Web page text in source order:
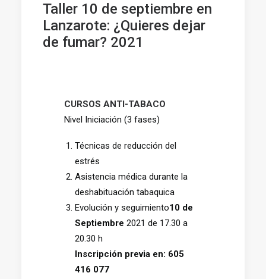
Taller 10 de septiembre en
Lanzarote: ¿Quieres dejar
de fumar? 2021
CURSOS ANTI-TABACO
Nivel Iniciación (3 fases)
Técnicas de reducción del
estrés
Asistencia médica durante la
deshabituación tabaquica
Evolución y seguimiento10 de
Septiembre 2021 de 17.30 a
20.30 h
Inscripción previa en: 605
416 077